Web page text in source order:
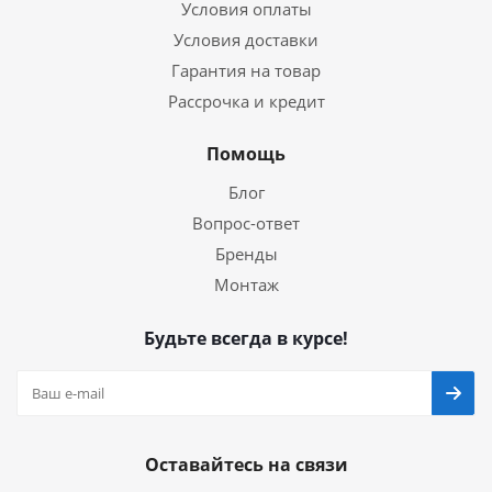
Условия оплаты
Условия доставки
Гарантия на товар
Рассрочка и кредит
Помощь
Блог
Вопрос-ответ
Бренды
Монтаж
Будьте всегда в курсе!
Оставайтесь на связи